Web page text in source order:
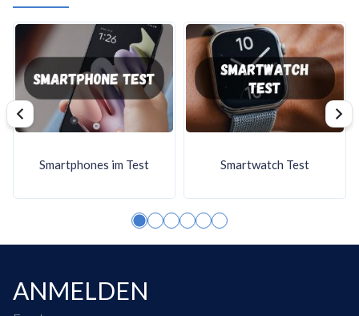
allgemeines Computing und gelegentliches Gaming, Core
i7-Modelle bewaeltigen Gaming und Content-Erstellung
effektiv, waehrend Core i9-Prozessoren auf High-End-
Gaming, 4K-Videobearbeitung, KI-Workloads und
professionelle Rendering-Aufgaben abzielen. Die Core-
i9-Reihe ist Intels Premium-Angebot fuer Nutzer, die
Die folgende Grafik vergleicht die Anzahl der physischen
Kerne in Intel Core i9-CPUs.
40 %
50 %
Smartphones im Test Smartwatch Test
ANMELDEN